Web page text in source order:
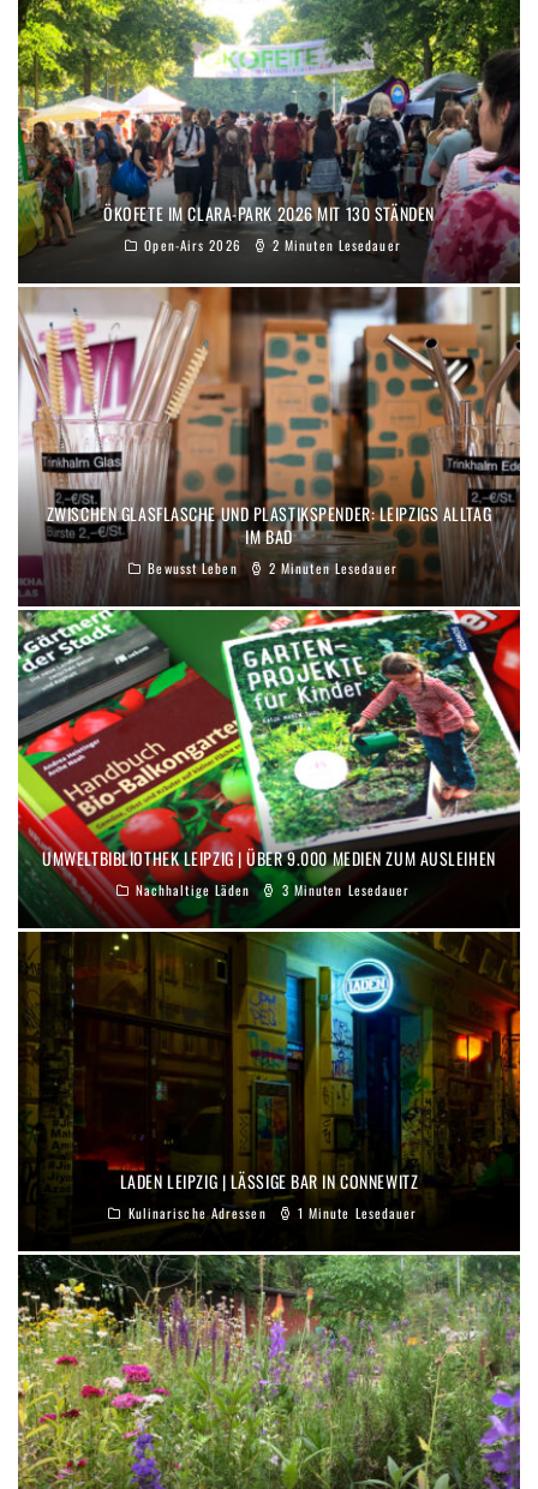
ÖKOFETE IM CLARA-PARK 2026 MIT 130 STÄNDEN
Open-Airs 2026 2 Minuten Lesedauer
ZWISCHEN GLASFLASCHE UND PLASTIKSPENDER: LEIPZIGS ALLTAG
IM BAD
Bewusst Leben 2 Minuten Lesedauer
UMWELTBIBLIOTHEK LEIPZIG | ÜBER 9.000 MEDIEN ZUM AUSLEIHEN
Nachhaltige Läden 3 Minuten Lesedauer
LADEN LEIPZIG | LÄSSIGE BAR IN CONNEWITZ
Kulinarische Adressen 1 Minute Lesedauer